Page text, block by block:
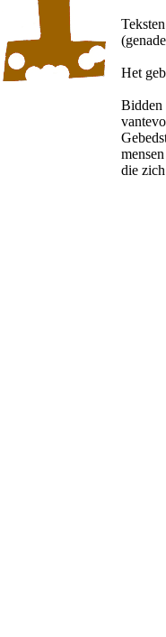
Het
Bidden
die